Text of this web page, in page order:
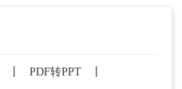
PDF转PPT